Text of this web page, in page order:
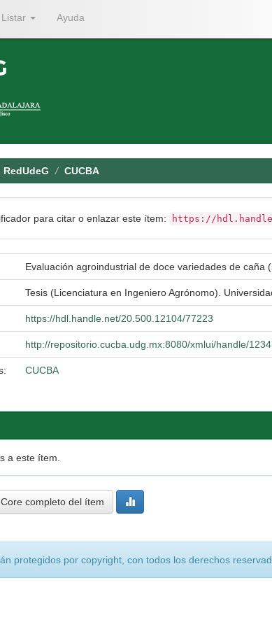
Listar Ayuda
CUCBA
para citar o enlazar este ítem: https://
Evaluación agroindustrial de doce variedades de
Tesis (Licenciatura en Ingeniero Agrónomo).
https://hdl.handle.net/20.500.12104/77223
http://repositorio.cucba.udg.mx:8080/xmlui/handle/
CUCBA
a este ítem.
completo del ítem
protegidos por copyright, con todos los derechos